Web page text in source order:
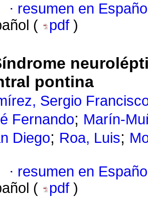
· resumen en
(
pdf )
pontina
Sergio
Fernando; Marín-
Diego; Roa, Luis;
· resumen en
(
pdf )